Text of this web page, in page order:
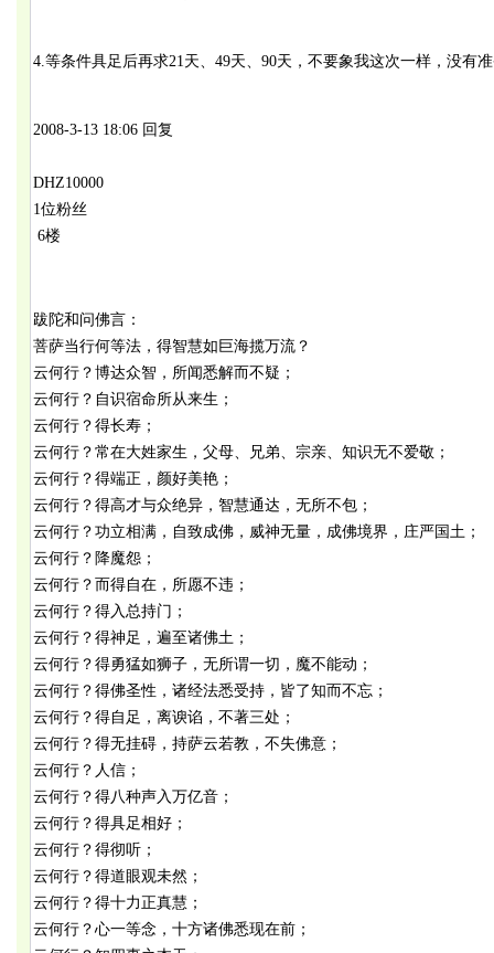
4.等条件具足后再求21天、49天、90天，不要象我这次一样，没有
2008-3-13 18:06 回复
DHZ10000
1位粉丝
6楼
跋陀和问佛言：
菩萨当行何等法，得智慧如巨海揽万流？
云何行？博达众智，所闻悉解而不疑；
云何行？自识宿命所从来生；
云何行？得长寿；
云何行？常在大姓家生，父母、兄弟、宗亲、知识无不爱敬；
云何行？得端正，颜好美艳；
云何行？得高才与众绝异，智慧通达，无所不包；
云何行？功立相满，自致成佛，威神无量，成佛境界，庄严国土；
云何行？降魔怨；
云何行？而得自在，所愿不违；
云何行？得入总持门；
云何行？得神足，遍至诸佛土；
云何行？得勇猛如狮子，无所谓一切，魔不能动；
云何行？得佛圣性，诸经法悉受持，皆了知而不忘；
云何行？得自足，离谀谄，不著三处；
云何行？得无挂碍，持萨云若教，不失佛意；
云何行？人信；
云何行？得八种声入万亿音；
云何行？得具足相好；
云何行？得彻听；
云何行？得道眼观未然；
云何行？得十力正真慧；
云何行？心一等念，十方诸佛悉现在前；